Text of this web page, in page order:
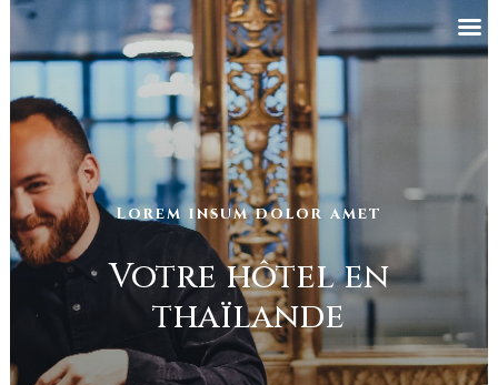
Lorem insum dolor amet
Votre hôtel en
thaïlande